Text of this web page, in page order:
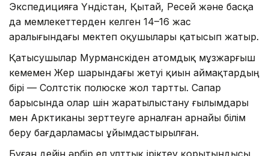
Экспедицияға Үндістан, Қытай, Ресей және басқа
да мемлекеттерден келген 14–16 жас
аралығындағы мектеп оқушылары қатысып жатыр.
Қатысушылар Мурманскіден атомдық мұзжарғыш
кемемен Жер шарындағы жетуі қиын аймақтардың
бірі — Солтүстік полюске жол тартты. Сапар
барысында олар үшін жаратылыстану ғылымдары
мен Арктиканы зерттеуге арналған арнайы білім
беру бағдарламасы ұйымдастырылған.